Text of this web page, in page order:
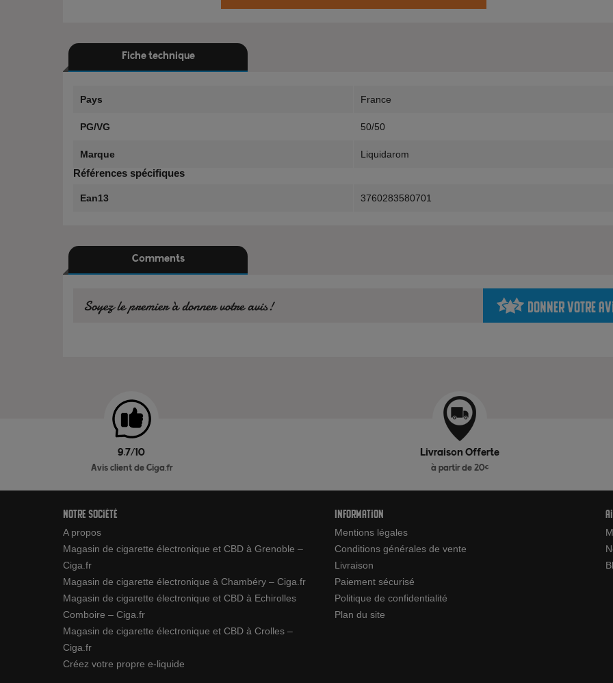
Fiche technique
Pays France
PG/VG 50/50
Marque Liquidarom
Références spécifiques
Ean13 3760283580701
Comments
Soyez le premier à donner votre avis! Donner votre
9.7/10
Avis client de Ciga.fr
Livraison Offerte
à partir de 20€
Notre société
A propos
Magasin de cigarette électronique et CBD à Grenoble –
Ciga.fr
Magasin de cigarette électronique à Chambéry – Ciga.fr
Magasin de cigarette électronique et CBD à Echirolles
Comboire – Ciga.fr
Magasin de cigarette électronique et CBD à Crolles –
Ciga.fr
Créez votre propre e-liquide
Information
Mentions légales
Conditions générales de vente
Livraison
Paiement sécurisé
Politique de confidentialité
Plan du site